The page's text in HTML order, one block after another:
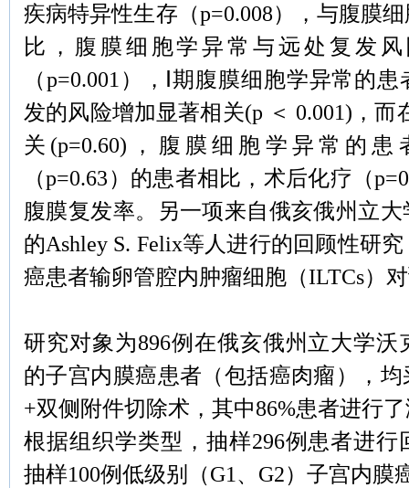
疾病特异性生存（p=0.008），与腹膜
比，腹膜细胞学异常与远处复发
（p=0.001），Ⅰ期腹膜细胞学异常的
发的风险增加显著相关(p ＜ 0.001)，而
关(p=0.60)，腹膜细胞学异常的
（p=0.63）的患者相比，术后化疗（
腹膜复发率。另一项来自俄亥俄州立
的Ashley S. Felix等人进行的回顾性研
癌患者输卵管腔内肿瘤细胞（ILTCs）
研究对象为896例在俄亥俄州立大学沃
的子宫内膜癌患者（包括癌肉瘤），
+双侧附件切除术，其中86%患者进行
根据组织学类型，抽样296例患者进行
抽样100例低级别（G1、G2）子宫内膜